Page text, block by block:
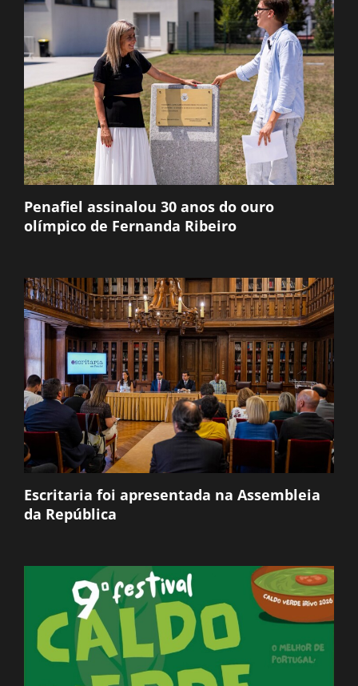
Penafiel assinalou 30 anos do ouro
olímpico de Fernanda Ribeiro
Escritaria foi apresentada na Assembleia
da República